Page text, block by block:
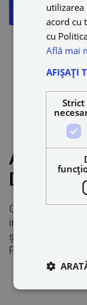
Cum să
Drivers
Cele mai
inclusiv Blue
și App Store .
Pur și simplu
acord cu
cu
Află mai
AFIȘAȚI
Strict